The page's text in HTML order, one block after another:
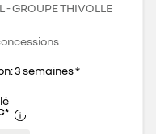
- GROUPE THIVOLLE
3 semaines *
*